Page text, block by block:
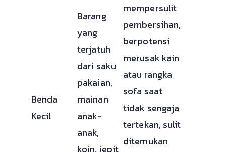
Benda
Kecil
Barang
yang
terjatuh
dari saku
pakaian,
mainan
anak-
anak,
koin, jepit
mempersulit
pembersihan,
berpotensi
merusak kain
atau rangka
sofa saat
tidak sengaja
tertekan, sulit
ditemukan